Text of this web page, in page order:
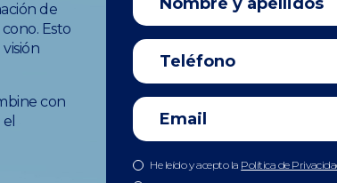
de
Esto
con
He leído y acepto la Política de